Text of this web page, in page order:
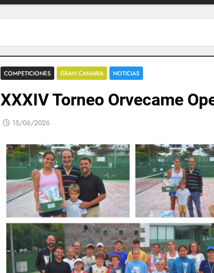
COMPETICIONES GRAN CANARIA NOTICIAS
XXXIV Torneo Orvecame
15/06/2026